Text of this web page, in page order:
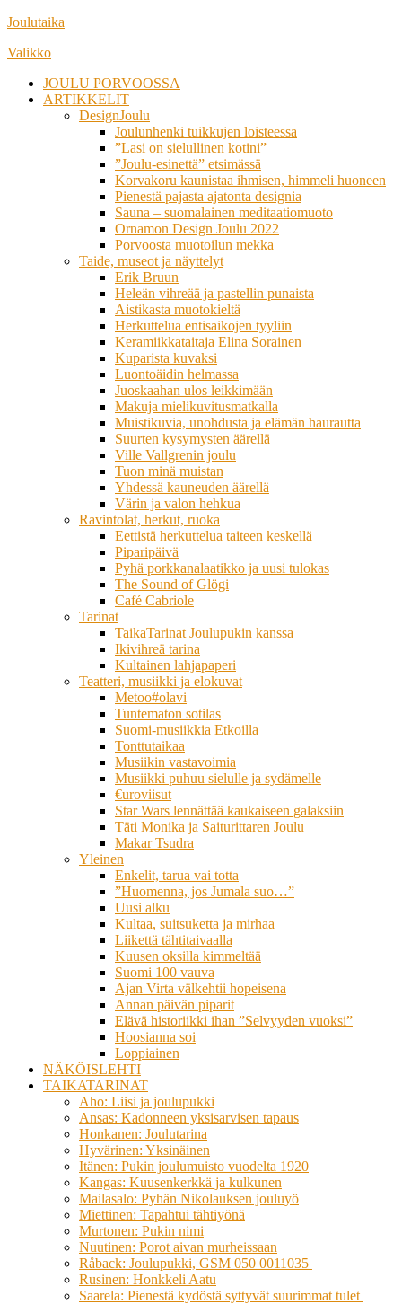
Siirry
sisältöön
Joulutaika
Valikko
JOULU PORVOOSSA
ARTIKKELIT
DesignJoulu
Joulunhenki tuikkujen loisteessa
”Lasi on sielullinen kotini”
”Joulu-esinettä” etsimässä
Korvakoru kaunistaa ihmisen, himmeli huoneen
Pienestä pajasta ajatonta designia
Sauna – suomalainen meditaatiomuoto
Ornamon Design Joulu 2022
Porvoosta muotoilun mekka
Taide, museot ja näyttelyt
Erik Bruun
Heleän vihreää ja pastellin punaista
Aistikasta muotokieltä
Herkuttelua entisaikojen tyyliin
Keramiikkataitaja Elina Sorainen
Kuparista kuvaksi
Luontoäidin helmassa
Juoskaahan ulos leikkimään
Makuja mielikuvitusmatkalla
Muistikuvia, unohdusta ja elämän haurautta
Suurten kysymysten äärellä
Ville Vallgrenin joulu
Tuon minä muistan
Yhdessä kauneuden äärellä
Värin ja valon hehkua
Ravintolat, herkut, ruoka
Eettistä herkuttelua taiteen keskellä
Piparipäivä
Pyhä porkkanalaatikko ja uusi tulokas
The Sound of Glögi
Café Cabriole
Tarinat
TaikaTarinat Joulupukin kanssa
Ikivihreä tarina
Kultainen lahjapaperi
Teatteri, musiikki ja elokuvat
Metoo#olavi
Tuntematon sotilas
Suomi-musiikkia Etkoilla
Tonttutaikaa
Musiikin vastavoimia
Musiikki puhuu sielulle ja sydämelle
€uroviisut
Star Wars lennättää kaukaiseen galaksiin
Täti Monika ja Saiturittaren Joulu
Makar Tsudra
Yleinen
Enkelit, tarua vai totta
”Huomenna, jos Jumala suo…”
Uusi alku
Kultaa, suitsuketta ja mirhaa
Liikettä tähtitaivaalla
Kuusen oksilla kimmeltää
Suomi 100 vauva
Ajan Virta välkehtii hopeisena
Annan päivän piparit
Elävä historiikki ihan ”Selvyyden vuoksi”
Hoosianna soi
Loppiainen
NÄKÖISLEHTI
TAIKATARINAT
Aho: Liisi ja joulupukki
Ansas: Kadonneen yksisarvisen tapaus
Honkanen: Joulutarina
Hyvärinen: Yksinäinen
Itänen: Pukin joulumuisto vuodelta 1920
Kangas: Kuusenkerkkä ja kulkunen
Mailasalo: Pyhän Nikolauksen jouluyö
Miettinen: Tapahtui tähtiyönä
Murtonen: Pukin nimi
Nuutinen: Porot aivan murheissaan
Råback: Joulupukki, GSM 050 0011035
Rusinen: Honkkeli Aatu
Saarela: Pienestä kydöstä syttyvät suurimmat tulet